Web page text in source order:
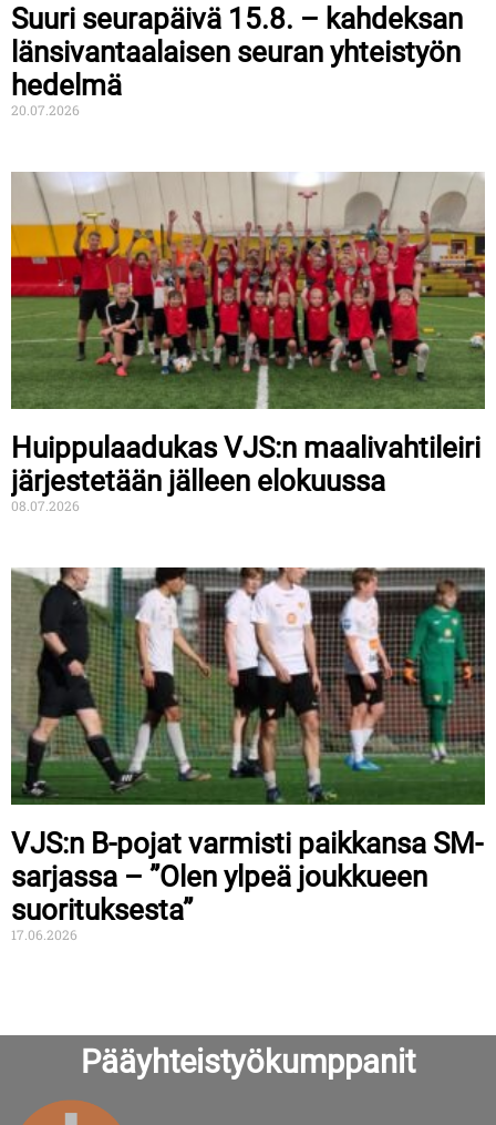
Suuri seurapäivä 15.8. – kahdeksan
länsivantaalaisen seuran yhteistyön
hedelmä
20.07.2026
Huippulaadukas VJS:n maalivahtileiri
järjestetään jälleen elokuussa
08.07.2026
VJS:n B-pojat varmisti paikkansa SM-
sarjassa – ”Olen ylpeä joukkueen
suorituksesta”
17.06.2026
Pääyhteistyökumppanit